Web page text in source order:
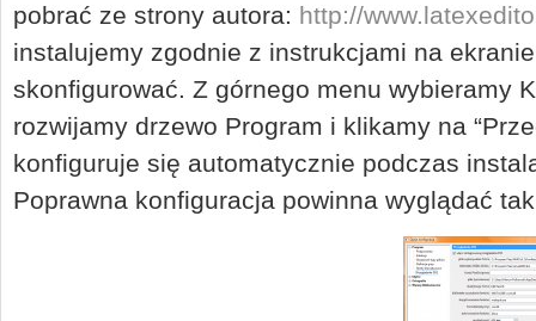
pobrać ze strony autora: http://
instalujemy zgodnie z instrukcjami na
skonfigurować. Z górnego menu wybieramy
rozwijamy drzewo Program i klikamy na
konfiguruje się automatycznie podczas
Poprawna konfiguracja powinna wyglądać